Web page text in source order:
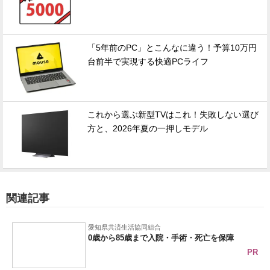
「5年前のPC」とこんなに違う！予算10万円
台前半で実現する快適PCライフ
これから選ぶ新型TVはこれ！失敗しない選び
方と、2026年夏の一押しモデル
関連記事
愛知県共済生活協同組合
0歳から85歳まで入院・手術・死亡を保障
PR